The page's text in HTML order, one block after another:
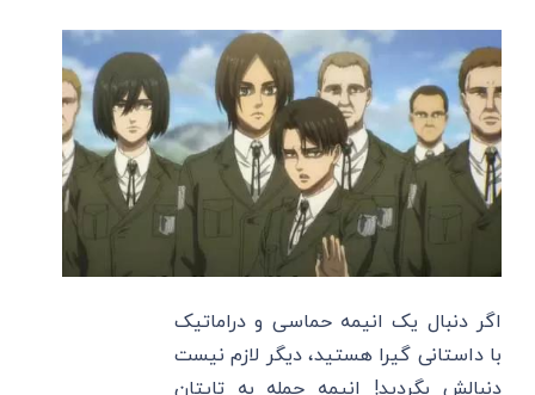
اگر دنبال یک انیمه حماسی و دراماتیک
با داستانی گیرا هستید، دیگر لازم نیست
دنبالش بگردید! انیمه حمله به تایتان